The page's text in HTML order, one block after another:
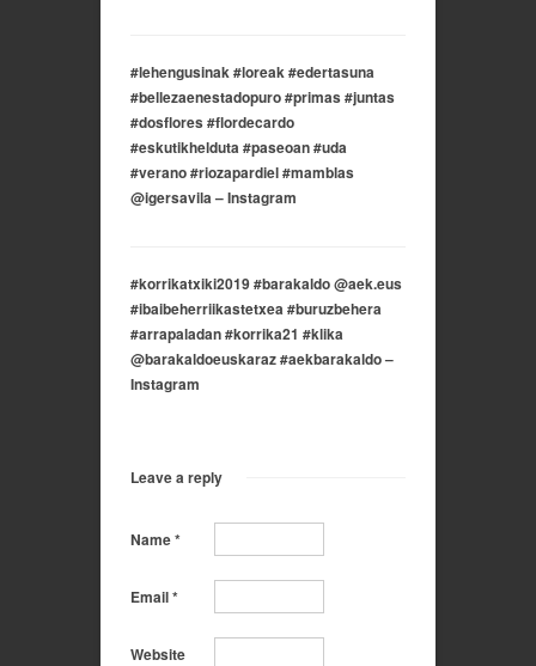
#lehengusinak #loreak #edertasuna
#bellezaenestadopuro #primas #juntas
#dosflores #flordecardo
#eskutikhelduta #paseoan #uda
#verano #riozapardiel #mamblas
@igersavila – Instagram
#korrikatxiki2019 #barakaldo @aek.eus
#ibaibeherriikastetxea #buruzbehera
#arrapaladan #korrika21 #klika
@barakaldoeuskaraz #aekbarakaldo –
Instagram
Leave a reply
Name*
Email*
Website